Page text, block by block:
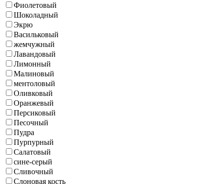
Фиолетовый
Шоколадный
Экрю
Васильковый
жемчужный
Лавандовый
Лимонный
Малиновый
ментоловый
Оливковый
Оранжевый
Персиковый
Песочный
Пудра
Пурпурный
Салатовый
сине-серый
Сливочный
Слоновая кость